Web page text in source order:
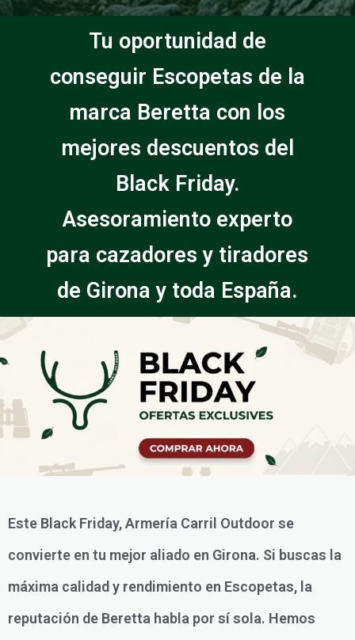
Tu oportunidad de
conseguir Escopetas de la
marca Beretta con los
mejores descuentos del
Black Friday.
Asesoramiento experto
para cazadores y tiradores
de Girona y toda España.
Este Black Friday, Armería Carril Outdoor se
convierte en tu mejor aliado en Girona. Si buscas la
máxima calidad y rendimiento en Escopetas, la
reputación de Beretta habla por sí sola. Hemos